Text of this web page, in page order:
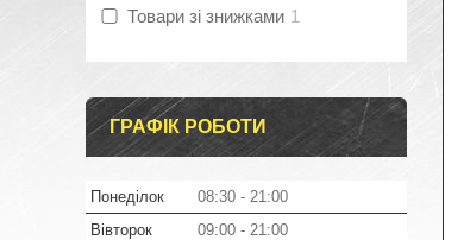
Товари зі знижками 1
ГРАФІК РОБОТИ
Понеділок 08:30
21:00
Вівторок
09:00
21:00